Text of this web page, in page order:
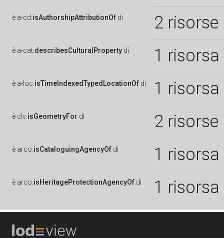
è a-cd:isAuthorshipAttributionOf di 2 risorse
è a-cat:describesCulturalProperty di 1 risorsa
è a-loc:isTimeIndexedTypedLocationOf di 1 risorsa
è clv:isGeometryFor di 2 risorse
è arco:isCataloguingAgencyOf di 1 risorsa
è arco:isHeritageProtectionAgencyOf di 1 risorsa